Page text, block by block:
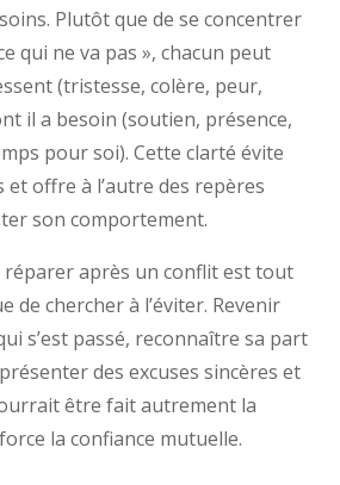
Plutôt que de se concentrer
qui ne va pas », chacun peut
(tristesse, colère, peur,
il a besoin (soutien, présence,
pour soi). Cette clarté évite
offre à l’autre des repères
son comportement.
réparer après un conflit est tout
de chercher à l’éviter. Revenir
s’est passé, reconnaître sa part
des excuses sincères et
être fait autrement la
la confiance mutuelle.